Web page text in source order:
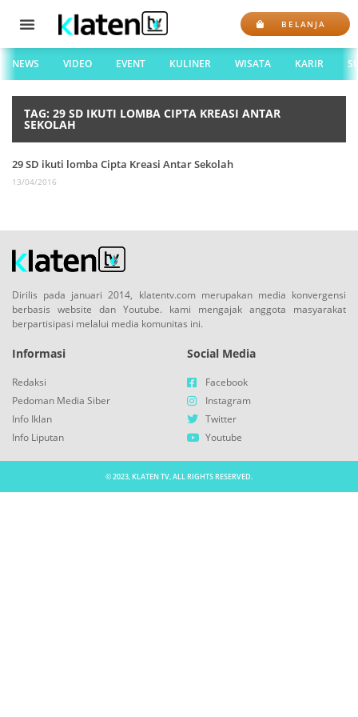
BELANJA
NEWS VIDEO EVENT KULINER WISATA KARIR
TAG: 29 SD IKUTI LOMBA CIPTA KREASI ANTAR
SEKOLAH
29 SD ikuti lomba Cipta Kreasi Antar Sekolah
13/04/2016
Dirilis pada januari 2014, klatentv.com merupakan media konvergensi
berbasis website dan Youtube. kami mengajak anggota masyarakat
berpartisipasi melalui media komunitas ini.
Informasi
Redaksi
Pedoman Media Siber
Info Iklan
Info Liputan
Social Media
Facebook
Instagram
Twitter
Youtube
© 2023, KLATEN TV, ALL RIGHTS RESERVED.